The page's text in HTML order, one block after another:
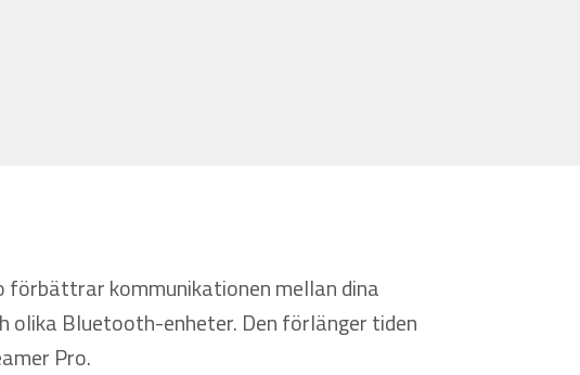
kommunikationen mellan dina
olika Bluetooth-enheter. Den förlänger tiden
Pro.